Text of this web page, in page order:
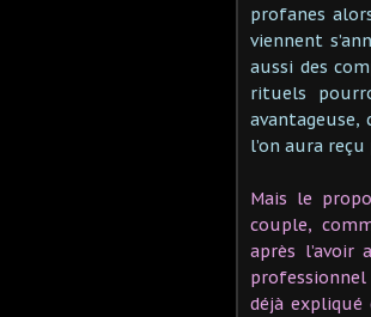
profanes
viennent
aussi des
rituels
avantageuse,
l’on aura
Mais le
couple,
après l’avoir
déjà expliqué